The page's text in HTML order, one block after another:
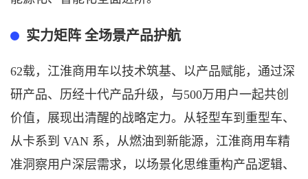
实力矩阵 全场景产品护航
62载，江淮商用车以技术筑基、以产品赋能，通过深
研产品、历经十代产品升级，与500万用户一起共创
价值，展现出清醒的战略定力。从轻型车到重型车、
从卡系到 VAN 系，从燃油到新能源，江淮商用车精
准洞察用户深层需求，以场景化思维重构产品逻辑、